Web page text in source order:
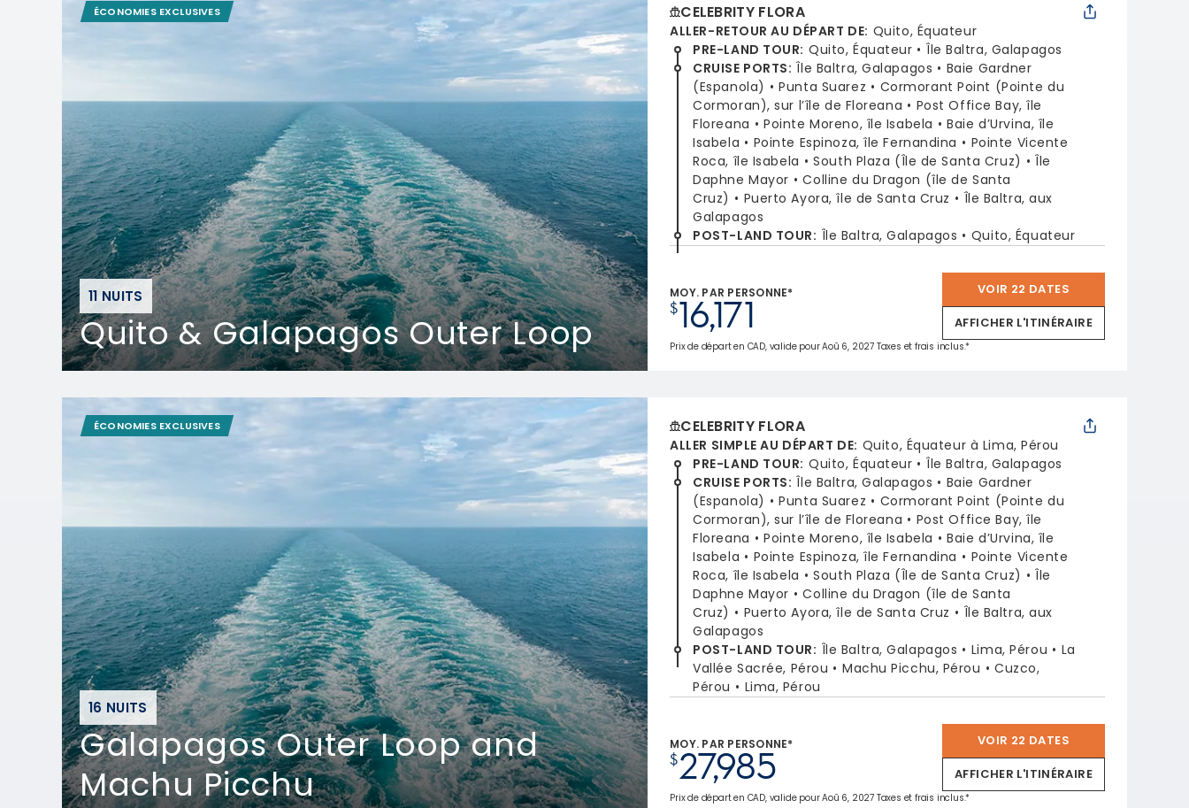
11 NUITS
Quito & Galapagos Outer Loop
ÉCONOMIES EXCLUSIVES CELEBRITY FLORA
ALLER-RETOUR AU DÉPART DE: Quito, Équateur
PRE-LAND TOUR: Quito, Équateur
Île Baltra, Galapagos
CRUISE PORTS: Île Baltra, Galapagos
Baie Gardner
(Espanola)
Punta Suarez
Cormorant Point (Pointe du
Cormoran), sur l’île de Floreana
Post Office Bay, île
Floreana
Pointe Moreno, île Isabela
Baie d’Urvina, île
Isabela
Pointe Espinoza, île Fernandina
Pointe Vicente
Roca, île Isabela
South Plaza (Île de Santa Cruz)
Île
Daphne Mayor
Colline du Dragon (île de Santa
Cruz)
Puerto Ayora, île de Santa Cruz
Île Baltra, aux
Galapagos
POST-LAND TOUR: Île Baltra, Galapagos Quito, Équateur
MOY. PAR PERSONNE*
$16,171
VOIR 22 DATES
AFFICHER L'ITINÉRAIRE
Prix de départ en CAD, valide pour Aoû 6, 2027 Taxes et frais inclus.*
16 NUITS
Galapagos Outer Loop and
Machu Picchu
ÉCONOMIES EXCLUSIVES CELEBRITY FLORA
ALLER SIMPLE AU DÉPART DE: Quito, Équateur à Lima, Pérou
PRE-LAND TOUR: Quito, Équateur
Île Baltra, Galapagos
CRUISE PORTS: Île Baltra, Galapagos
Baie Gardner
(Espanola)
Punta Suarez
Cormorant Point (Pointe du
Cormoran), sur l’île de Floreana
Post Office Bay, île
Floreana
Pointe Moreno, île Isabela
Baie d’Urvina, île
Isabela
Pointe Espinoza, île Fernandina
Pointe Vicente
Roca, île Isabela
South Plaza (Île de Santa Cruz)
Île
Daphne Mayor
Colline du Dragon (île de Santa
Cruz)
Puerto Ayora, île de Santa Cruz
Île Baltra, aux
Galapagos
POST-LAND TOUR: Île Baltra, Galapagos Lima, Pérou
La
Vallée Sacrée, Pérou
Machu Picchu, Pérou
Cuzco,
Pérou
Lima, Pérou
MOY. PAR PERSONNE*
$27,985
VOIR 22 DATES
AFFICHER L'ITINÉRAIRE
Prix de départ en CAD, valide pour Aoû 6, 2027 Taxes et frais inclus.*